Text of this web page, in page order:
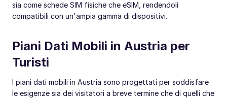
sia come schede SIM fisiche che eSIM, rendendoli
compatibili con un'ampia gamma di dispositivi.
Piani Dati Mobili in Austria per
Turisti
I piani dati mobili in Austria sono progettati per soddisfare
le esigenze sia dei visitatori a breve termine che di quelli che